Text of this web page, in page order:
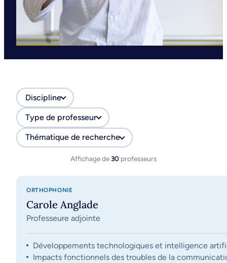
Discipline
Type de professeur
Thématique de recherche
Affichage de30 professeurs
ORTHOPHONIE
Carole Anglade
Professeure adjointe
Développements technologiques et intelligence
Impacts fonctionnels des troubles de la